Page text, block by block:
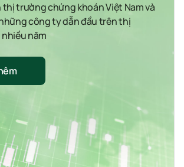
trường chứng khoán Việt Nam và
công ty dẫn đầu trên thị
năm